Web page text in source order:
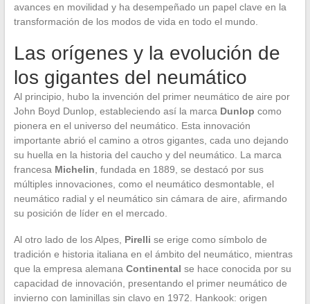
avances en movilidad y ha desempeñado un papel clave en la
transformación de los modos de vida en todo el mundo.
Las orígenes y la evolución de
los gigantes del neumático
Al principio, hubo la invención del primer neumático de aire por
John Boyd Dunlop, estableciendo así la marca Dunlop como
pionera en el universo del neumático. Esta innovación
importante abrió el camino a otros gigantes, cada uno dejando
su huella en la historia del caucho y del neumático. La marca
francesa Michelin , fundada en 1889, se destacó por sus
múltiples innovaciones, como el neumático desmontable, el
neumático radial y el neumático sin cámara de aire, afirmando
su posición de líder en el mercado.
Al otro lado de los Alpes, Pirelli se erige como símbolo de
tradición e historia italiana en el ámbito del neumático, mientras
que la empresa alemana Continental se hace conocida por su
capacidad de innovación, presentando el primer neumático de
invierno con laminillas sin clavo en 1972. Hankook: origen